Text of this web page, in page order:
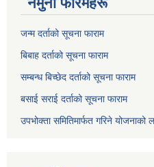
जन्म दर्ताको सूचना फाराम
बिबाह दर्ताको सूचना फाराम
सम्बन्ध बिच्छेद दर्ताको सूचना फाराम
बसाई सराई दर्ताको सूचना फाराम
उपभोक्ता समितिमार्फत गरिने योजनाको